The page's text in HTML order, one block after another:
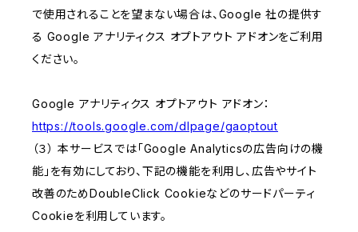
で使用されることを望まない場合は、Google 社の提供す
る Google アナリティクス オプトアウト アドオンをご利用
ください。
Google アナリティクス オプトアウト アドオン：
https://tools.google.com/dlpage/gaoptout
（３） 本サービスでは「Google Analyticsの広告向けの機
能」を有効にしており、下記の機能を利用し、広告やサイト
改善のためDoubleClick Cookieなどのサードパーティ
Cookieを利用しています。